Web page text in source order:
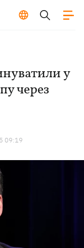
у
через
09:19